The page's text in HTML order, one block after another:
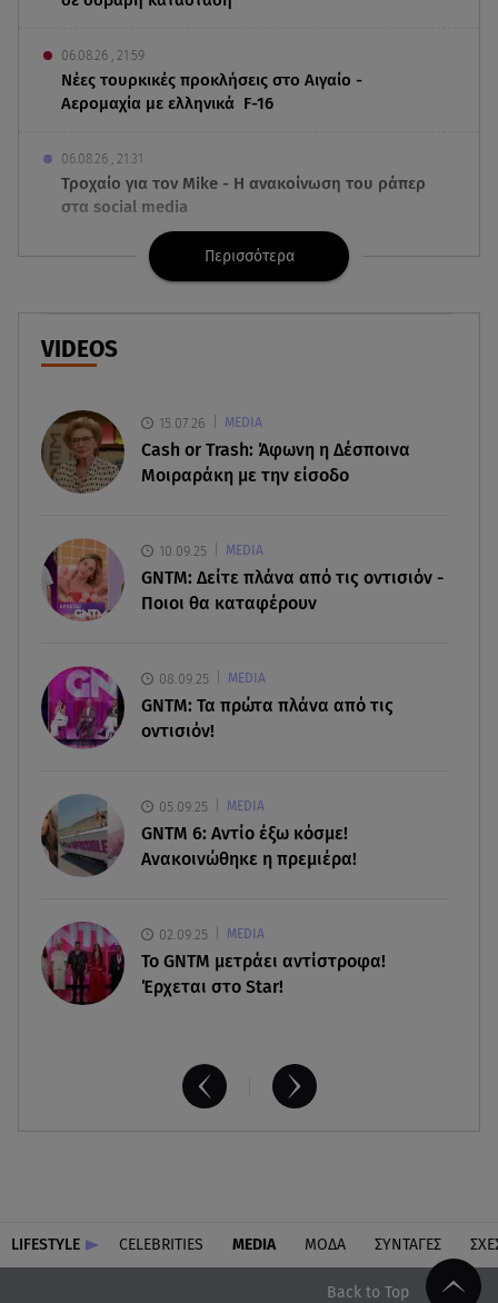
06.08.26 , 21:59
Νέες τουρκικές προκλήσεις στο Αιγαίο -
Αερομαχία με ελληνικά F-16
06.08.26 , 21:31
Τροχαίο για τον Mike - Η ανακοίνωση του ράπερ
στα social media
Ισραήλ - Κύπρος - Κρήτη: Το μεγαλύτερο
υποθαλάσσιο καλώδιο στον κόσμο
06.08.26 , 21:07
εξοπλισμού στον Άγιο Βασίλειο
06.08.26 , 20:49
Άκης Παυλόπουλος: Η τρυφερή εξομολόγηση
06.08.26 , 20:25
Πώς επικοινωνούν τα ελικόπτερα στη φωτιά και
ο ρόλος του «συνδέσμου»
06.08.26 , 20:16
Αθηνά Οικονομάκου από την Μπόρα Μπόρα:
«Έσκασε όλη η κούραση του χειμώνα»
Σαμοθράκη: Συγκλονιστική διάσωση 15χρονης
από δύσβατο φαράγγι
Περισσότερα
VIDEOS
15.07.26 MEDIA
Cash or Trash: Άφωνη η Δέσποινα
Μοιραράκη με την είσοδο
10.09.25 MEDIA
GNTM: Δείτε πλάνα από τις οντισιόν -
Ποιοι θα καταφέρουν
08.09.25 MEDIA
GNTM: Τα πρώτα πλάνα από τις
οντισιόν!
05.09.25 MEDIA
GNTM 6: Αντίο έξω κόσμε!
Ανακοινώθηκε η πρεμιέρα!
02.09.25 MEDIA
Το GNTM μετράει αντίστροφα!
Έρχεται στο Star!
LIFESTYLE CELEBRITIES MEDIA ΜΟΔΑ ΣΥΝΤΑΓΕΣ
Back to Top